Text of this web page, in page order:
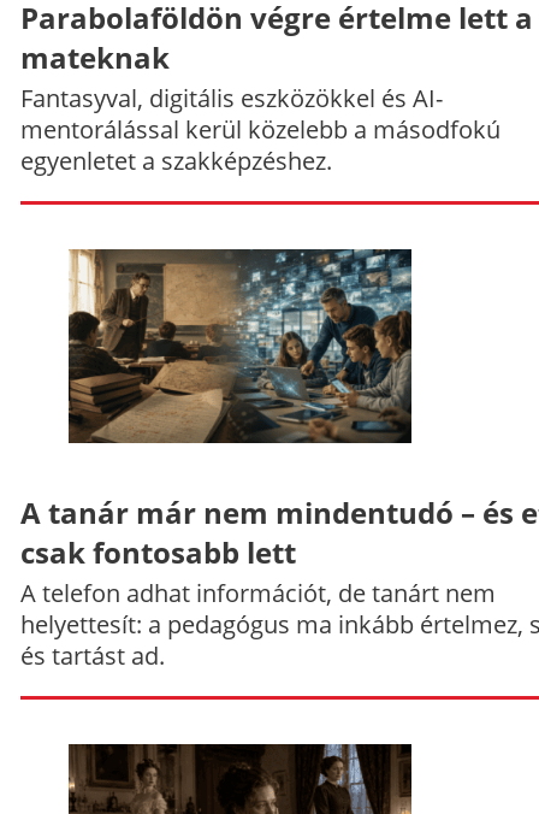
Parabolaföldön végre értelme lett a
mateknak
Fantasyval, digitális eszközökkel és AI-
mentorálással kerül közelebb a másodfokú
egyenletet a szakképzéshez.
A tanár már nem mindentudó – és
csak fontosabb lett
A telefon adhat információt, de tanárt nem
helyettesít: a pedagógus ma inkább értelmez,
és tartást ad.